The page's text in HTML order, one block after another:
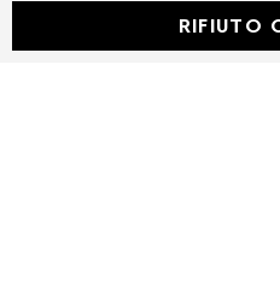
RIFIUTO